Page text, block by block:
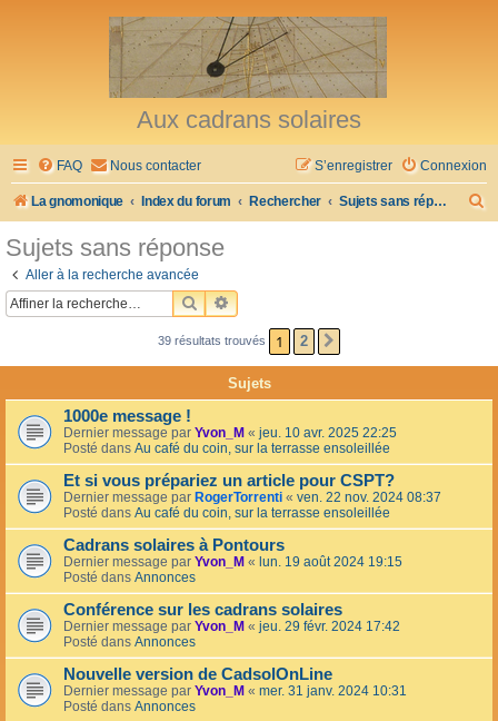
Aux cadrans solaires
FAQ Nous contacter Connexion
S’enregistrer
La gnomonique Index du forum Rechercher Sujets sans réponse
h
r
Sujets sans réponse
Aller à la recherche avancée
RECHERCHER
RECHERCHE AVANCÉE
39 résultats trouvés 1 2
Sujets
1000e message !
Dernier message par Yvon_M « jeu. 10 avr. 2025 22:25
Posté dans Au café du coin, sur la terrasse ensoleillée
Et si vous prépariez un article pour CSPT?
Dernier message par RogerTorrenti « ven. 22 nov. 2024 08:37
Posté dans Au café du coin, sur la terrasse ensoleillée
Cadrans solaires à Pontours
Dernier message par Yvon_M « lun. 19 août 2024 19:15
Posté dans Annonces
Conférence sur les cadrans solaires
Dernier message par Yvon_M « jeu. 29 févr. 2024 17:42
Posté dans Annonces
Nouvelle version de CadsolOnLine
Dernier message par Yvon_M « mer. 31 janv. 2024 10:31
Posté dans Annonces